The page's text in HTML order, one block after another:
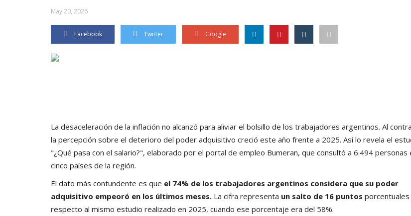
May 20, 2026
Facebook Twitter Google
La desaceleración de la inflación no alcanzó para aliviar el bolsillo de los trabajadores argentinos. Al
la percepción sobre el deterioro del poder adquisitivo creció este año frente a 2025. Así lo revela el
"¿Qué pasa con el salario?", elaborado por el portal de empleo Bumeran, que consultó a 6.494 personas
cinco países de la región.
El dato más contundente es que el 74% de los trabajadores argentinos considera que su poder
adquisitivo empeoró en los últimos meses. La cifra representa un salto de 16 puntos porcentuales
respecto al mismo estudio realizado en 2025, cuando ese porcentaje era del 58%.